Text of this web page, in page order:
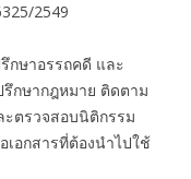
2549
กษาอรรถคดี และ
กษากฎหมาย ติดตาม
ตรวจสอบนิติกรรม
อกสารที่ต้องนำไปใช้